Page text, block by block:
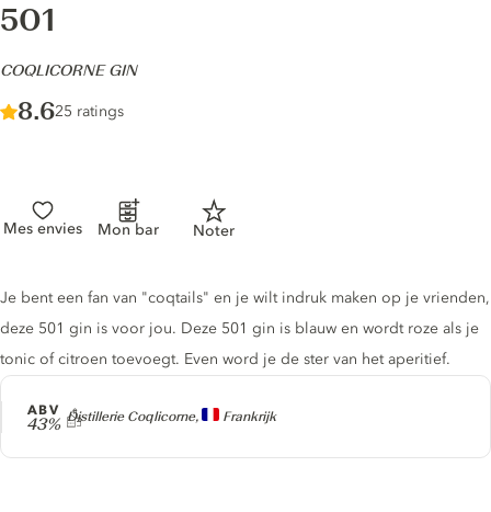
501
-
COQLICORNE GIN
Score :
8.6/ 10
25 ratings
Mes envies Mon bar Noter
Producer
Distillerie Coqlicorne, Frankrijk
ABV
43%
Gin description
Je bent een fan van "coqtails" en je wilt indruk maken op je vrienden,
deze 501 gin is voor jou. Deze 501 gin is blauw en wordt roze als je
tonic of citroen toevoegt. Even word je de ster van het aperitief.